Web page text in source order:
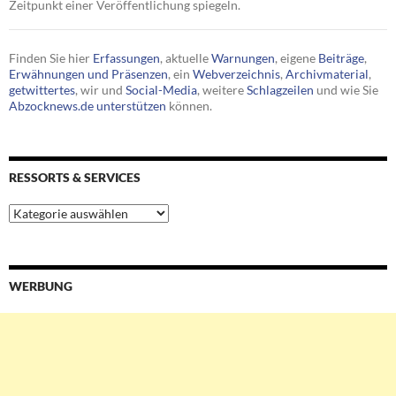
Zeitpunkt einer Veröffentlichung spiegeln.
Finden Sie hier Erfassungen, aktuelleWarnungen, eigene Beiträge,
Erwähnungen und Präsenzen, ein Webverzeichnis, Archivmaterial,
getwittertes, wir und Social-Media, weitereSchlagzeilen und wie Sie
Abzocknews.de unterstützen können.
RESSORTS & SERVICES
Ressorts
&
WERBUNG